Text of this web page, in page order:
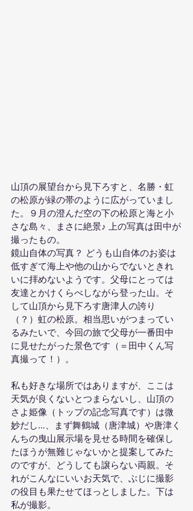
山頂の展望台から見下ろすと、名勝・虹
の松原が緑の帯のように広がっていまし
た。９月の澄んだ空の下の松原と海と小
さな島々、まさに絶景♪ 上の写真は田中が
撮ったもの。
鏡山自体の写真？ どうも山自体のお姿は
低すぎて海上や他の山からでないときれ
いに拝めないようです。父母にとっては
友達とかけくらべしながら登った山。そ
して山頂から見下ろす唐津人の誇り
（？）虹の松原。相当思いがつまってい
るみたいで、今回の旅で父母が一番田中
に見せたがった景色です（＝田中くん写
真撮って！）。
私も好きな場所ではありますが、ここは
天気が良くないとつまらないし、山頂の
さよ姫像（トップの記念写真です）は微
妙だし…、まず舞鶴城（唐津城）や唐津く
んちの曳山展示場を見せる時間を確保し
たほうが無難じゃないかと提案してみた
のですが、どうしても譲らない両親。そ
れがこんなにいいお天気で、ぶじに撮影
の役目も果たせてほっとしました。下は
私が撮影。